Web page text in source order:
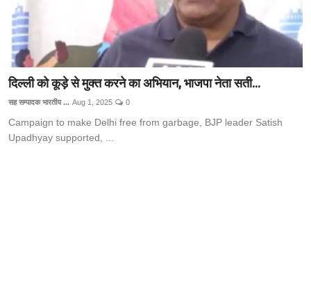
दिल्ली को कूड़े से मुक्त करने का अभियान, भाजपा नेता सती...
सह सम्पादक भारतीय ... Aug 1, 2025 0
Campaign to make Delhi free from garbage, BJP leader Satish
Upadhyay supported, ...